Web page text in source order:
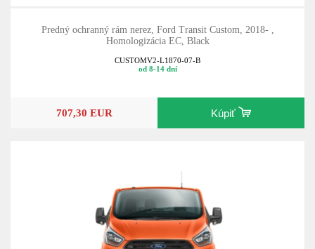
Predný ochranný rám nerez, Ford Transit Custom, 2018- ,
Homologizácia EC, Black
CUSTOMV2-L1870-07-B
od 8-14 dní
707,30 EUR Kúpiť